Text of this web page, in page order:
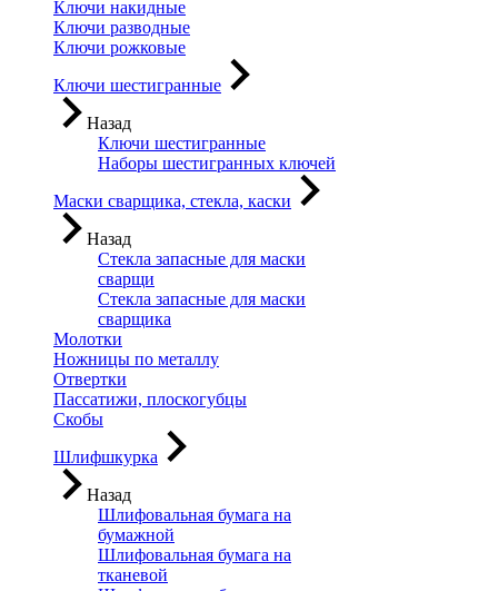
Ключи накидные
Ключи разводные
Ключи рожковые
Ключи шестигранные
Назад
Ключи шестигранные
Наборы шестигранных ключей
Маски сварщика, стекла, каски
Назад
Стекла запасные для маски
сварщи
Стекла запасные для маски
сварщика
Молотки
Ножницы по металлу
Отвертки
Пассатижи, плоскогубцы
Скобы
Шлифшкурка
Назад
Шлифовальная бумага на
бумажной
Шлифовальная бумага на
тканевой